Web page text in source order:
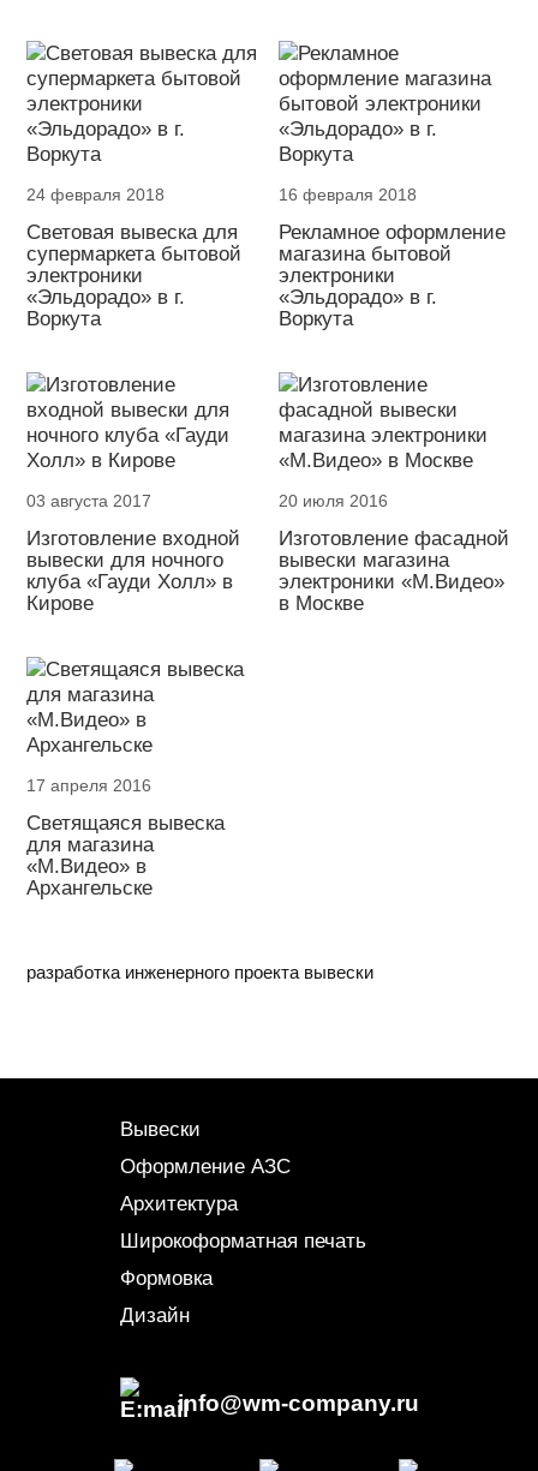
24 февраля 2018
Световая вывеска для
супермаркета бытовой
электроники
«Эльдорадо» в г.
Воркута
16 февраля 2018
Рекламное оформление
магазина бытовой
электроники
«Эльдорадо» в г.
Воркута
03 августа 2017
Изготовление входной
вывески для ночного
клуба «Гауди Холл» в
Кирове
20 июля 2016
Изготовление фасадной
вывески магазина
электроники «М.Видео»
в Москве
17 апреля 2016
Светящаяся вывеска
для магазина
«М.Видео» в
Архангельске
разработка инженерного проекта вывески
Вывески
Оформление АЗС
Архитектура
Широкоформатная печать
Формовка
Дизайн
info@wm-company.ru